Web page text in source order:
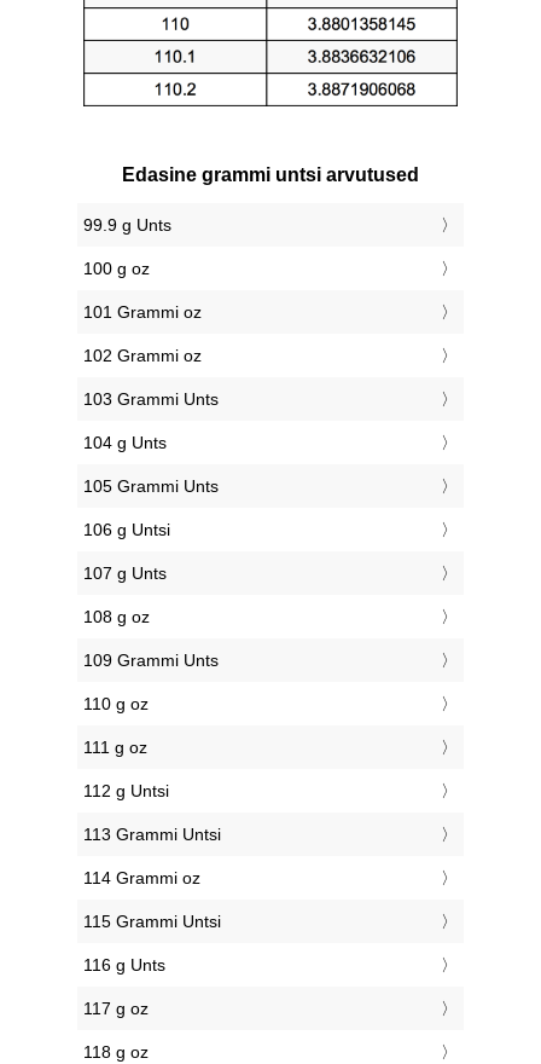
Edasine grammi untsi arvutused
99.9 g Unts
100 g oz
101 Grammi oz
102 Grammi oz
103 Grammi Unts
104 g Unts
105 Grammi Unts
106 g Untsi
107 g Unts
108 g oz
109 Grammi Unts
110 g oz
111 g oz
112 g Untsi
113 Grammi Untsi
114 Grammi oz
115 Grammi Untsi
116 g Unts
117 g oz
118 g oz